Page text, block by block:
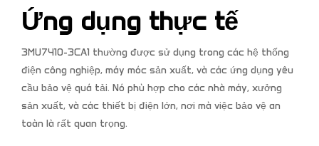
Ứng dụng thực tế
3MU7410-3CA1 thường được sử dụng trong các hệ thống
điện công nghiệp, máy móc sản xuất, và các ứng dụng yêu
cầu bảo vệ quá tải. Nó phù hợp cho các nhà máy, xưởng
sản xuất, và các thiết bị điện lớn, nơi mà việc bảo vệ an
toàn là rất quan trọng.